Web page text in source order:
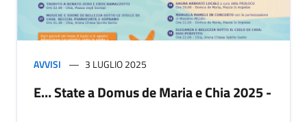
AVVISI 3 LUGLIO 2025
E… State a Domus de Maria e Chia 2025 -